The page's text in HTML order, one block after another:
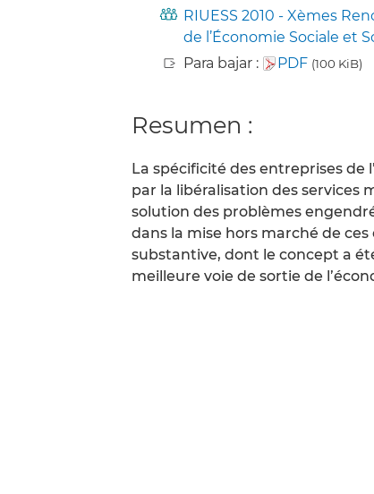
RIUESS 2010 - Xèmes
de l’Économie Sociale et
Para bajar :
PDF (100 KiB)
Resumen :
La spécificité des entreprises de
par la libéralisation des services
solution des problèmes
dans la mise hors marché de
substantive, dont le concept a
meilleure voie de sortie de